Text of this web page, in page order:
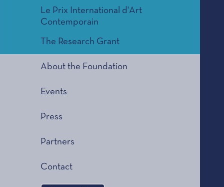
Le Prix International d'Art
Contemporain
The Research Grant
About the Foundation
Events
Press
Partners
Contact